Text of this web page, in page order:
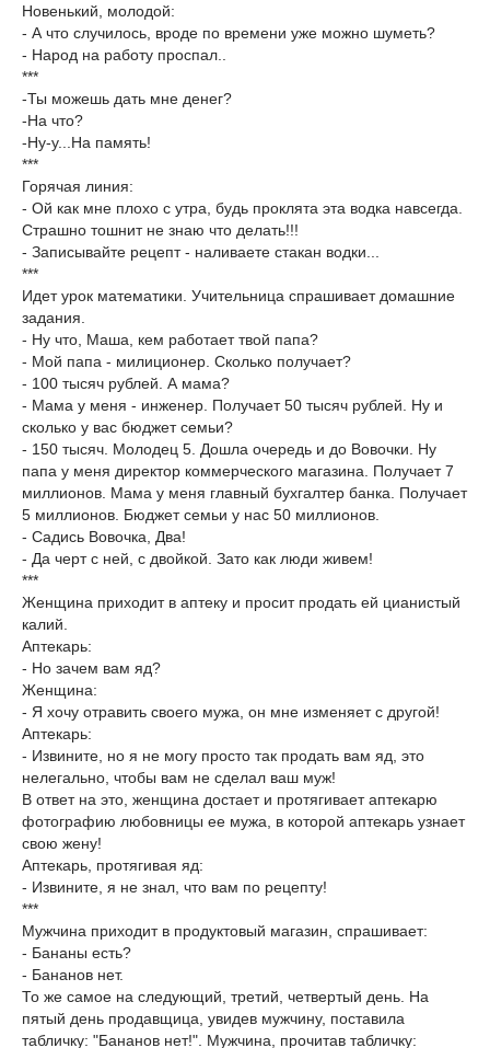
Новенький, молодой:
- А что случилось, вроде по времени уже можно шуметь?
- Народ на работу проспал..
***
-Ты можешь дать мне денег?
-На что?
-Ну-у...На память!
***
Горячая линия:
- Ой как мне плохо с утра, будь проклята эта водка навсегда.
Страшно тошнит не знаю что делать!!!
- Записывайте рецепт - наливаете стакан водки...
***
Идет урок математики. Учительница спрашивает домашние
задания.
- Ну что, Маша, кем работает твой папа?
- Мой папа - милиционер. Сколько получает?
- 100 тысяч рублей. А мама?
- Мама у меня - инженер. Получает 50 тысяч рублей. Ну и
сколько у вас бюджет семьи?
- 150 тысяч. Молодец 5. Дошла очередь и до Вовочки. Ну
папа у меня директор коммерческого магазина. Получает 7
миллионов. Мама у меня главный бухгалтер банка. Получает
5 миллионов. Бюджет семьи у нас 50 миллионов.
- Садись Вовочка, Два!
- Да черт с ней, с двойкой. Зато как люди живем!
***
Женщина приходит в аптеку и просит продать ей цианистый
калий.
Аптекарь:
- Но зачем вам яд?
Женщина:
- Я хочу отравить своего мужа, он мне изменяет с другой!
Аптекарь:
- Извините, но я не могу просто так продать вам яд, это
нелегально, чтобы вам не сделал ваш муж!
В ответ на это, женщина достает и протягивает аптекарю
фотографию любовницы ее мужа, в которой аптекарь узнает
свою жену!
Аптекарь, протягивая яд:
- Извините, я не знал, что вам по рецепту!
***
Мужчина приходит в продуктовый магазин, спрашивает:
- Бананы есть?
- Бананов нет.
То же самое на следующий, третий, четвертый день. На
пятый день продавщица, увидев мужчину, поставила
табличку: "Бананов нет!". Мужчина, прочитав табличку: